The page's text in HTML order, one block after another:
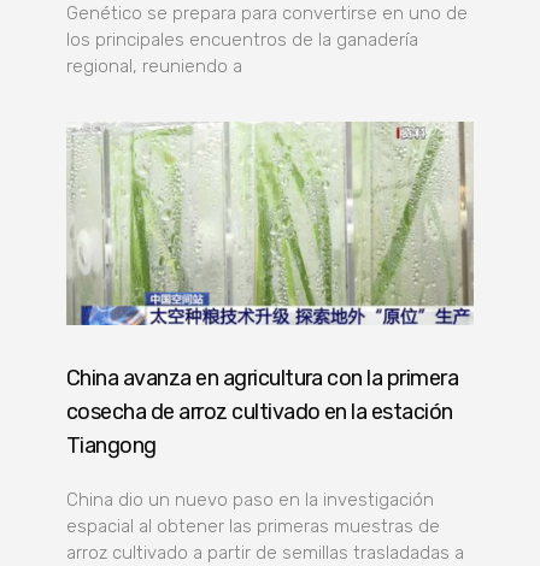
Genético se prepara para convertirse en uno de
los principales encuentros de la ganadería
regional, reuniendo a
China avanza en agricultura con la primera
cosecha de arroz cultivado en la estación
Tiangong
China dio un nuevo paso en la investigación
espacial al obtener las primeras muestras de
arroz cultivado a partir de semillas trasladadas a